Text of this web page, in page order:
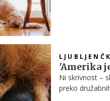
'Amerika
Ni skrivnost –
preko